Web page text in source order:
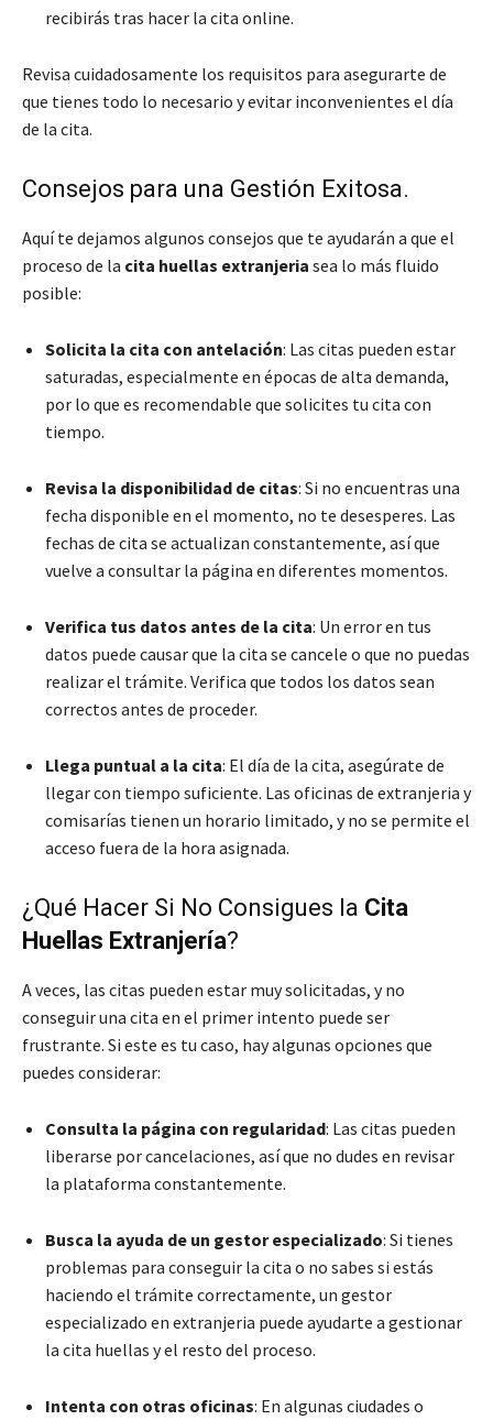
recibirás tras hacer la cita online.
Revisa cuidadosamente los requisitos para asegurarte de
que tienes todo lo necesario y evitar inconvenientes el día
de la cita.
Consejos para una Gestión Exitosa.
Aquí te dejamos algunos consejos que te ayudarán a que el
proceso de la cita huellas extranjeria sea lo más fluido
posible:
Solicita la cita con antelación: Las citas pueden estar
saturadas, especialmente en épocas de alta demanda,
por lo que es recomendable que solicites tu cita con
tiempo.
Revisa la disponibilidad de citas: Si no encuentras una
fecha disponible en el momento, no te desesperes. Las
fechas de cita se actualizan constantemente, así que
vuelve a consultar la página en diferentes momentos.
Verifica tus datos antes de la cita: Un error en tus
datos puede causar que la cita se cancele o que no puedas
realizar el trámite. Verifica que todos los datos sean
correctos antes de proceder.
Llega puntual a la cita: El día de la cita, asegúrate de
llegar con tiempo suficiente. Las oficinas de extranjeria y
comisarías tienen un horario limitado, y no se permite el
acceso fuera de la hora asignada.
¿Qué Hacer Si No Consigues la Cita
Huellas Extranjería?
A veces, las citas pueden estar muy solicitadas, y no
conseguir una cita en el primer intento puede ser
frustrante. Si este es tu caso, hay algunas opciones que
puedes considerar:
Consulta la página con regularidad: Las citas pueden
liberarse por cancelaciones, así que no dudes en revisar
la plataforma constantemente.
Busca la ayuda de un gestor especializado: Si tienes
problemas para conseguir la cita o no sabes si estás
haciendo el trámite correctamente, un gestor
especializado en extranjeria puede ayudarte a gestionar
la cita huellas y el resto del proceso.
Intenta con otras oficinas: En algunas ciudades o